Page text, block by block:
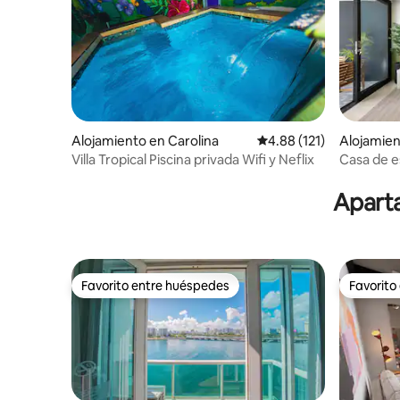
Alojamiento en Carolina Calificación promedio:
4.88 (121)
Villa Tropical Piscina privada Wifi y Neflix
Casa de
Favorito entre huéspedes
Favorito entre huéspedes